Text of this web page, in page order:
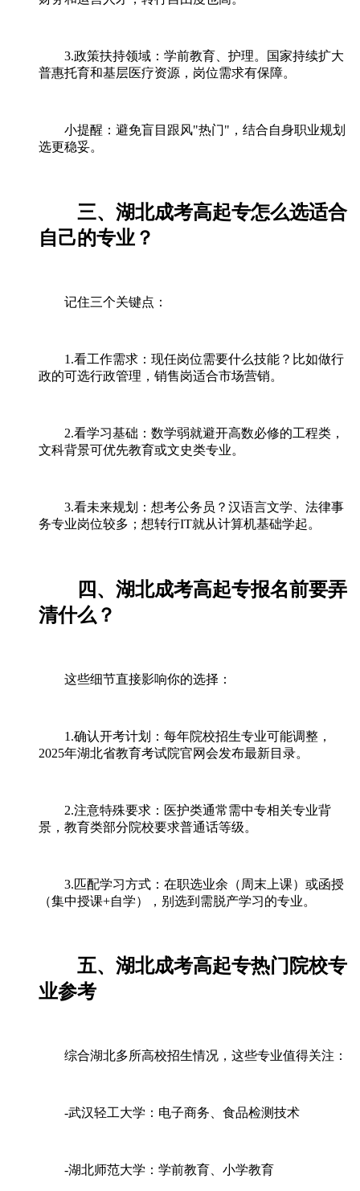
3.政策扶持领域：学前教育、护理。国家持续扩大
普惠托育和基层医疗资源，岗位需求有保障。
小提醒：避免盲目跟风"热门"，结合自身职业规划
选更稳妥。
三、湖北成考高起专怎么选适合
自己的专业？
记住三个关键点：
1.看工作需求：现任岗位需要什么技能？比如做行
政的可选行政管理，销售岗适合市场营销。
2.看学习基础：数学弱就避开高数必修的工程类，
文科背景可优先教育或文史类专业。
3.看未来规划：想考公务员？汉语言文学、法律事
务专业岗位较多；想转行IT就从计算机基础学起。
四、湖北成考高起专报名前要弄
清什么？
这些细节直接影响你的选择：
1.确认开考计划：每年院校招生专业可能调整，
2025年湖北省教育考试院官网会发布最新目录。
2.注意特殊要求：医护类通常需中专相关专业背
景，教育类部分院校要求普通话等级。
3.匹配学习方式：在职选业余（周末上课）或函授
（集中授课+自学），别选到需脱产学习的专业。
五、湖北成考高起专热门院校专
业参考
综合湖北多所高校招生情况，这些专业值得关注：
-武汉轻工大学：电子商务、食品检测技术
-湖北师范大学：学前教育、小学教育